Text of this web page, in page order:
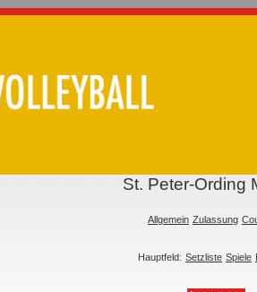
St. Peter-Ording
Allgemein Zulassung
Hauptfeld: Setzliste Spiele